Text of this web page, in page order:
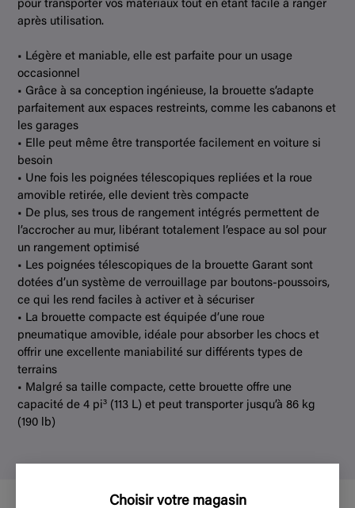
Choisir votre magasin
pour transporter vos matériaux tout en étant facile à ranger
après utilisation.
• Légère et maniable, elle est parfaite pour un usage
occasionnel
• Grâce à sa conception ingénieuse, la brouette s’adapte
parfaitement aux espaces restreints, comme les cabanons et
les garages
• Elle peut même être transportée facilement en voiture si
besoin
• Une fois les poignées télescopiques repliées et la roue
amovible retirée, elle devient très compacte
• De plus, ses trous de rangement intégrés permettent de
l’accrocher au mur, libérant totalement l’espace au sol pour
un rangement optimisé
• Les poignées télescopiques de la brouette Garant sont
dotées d’un système de verrouillage par boutons-poussoirs,
ce qui les rend faciles à activer et à sécuriser
• La brouette compacte est équipée d’une roue
pneumatique amovible, idéale pour absorber les chocs et
offrir une excellente maniabilité sur différents types de
terrains
• Malgré sa taille compacte, cette brouette offre une
capacité de 4 pi³ (113 L) et peut transporter jusqu’à 86 kg
(190 lb)